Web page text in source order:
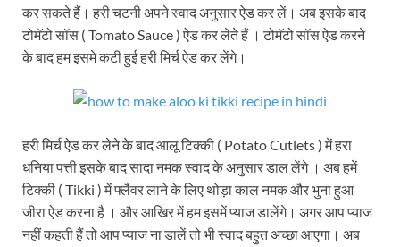
कर सकते हैं। हरी चटनी अपने स्वाद अनुसार ऐड कर लें। अब इसके बाद
टोमॅटो सॉस ( Tomato Sauce ) ऐड कर लेते हैं । टोमॅटो सॉस ऐड करने
के बाद हम इसमे कटी हुई हरी मिर्च ऐड कर लेंगे।
हरी मिर्च ऐड कर लेने के बाद आलू टिक्की ( Potato Cutlets ) में हरा
धनिया पत्ती इसके बाद सादा नमक स्वाद के अनुसार डाल लेंगे । अब हमें
टिक्की ( Tikki ) में फ्लैवर लाने के लिए थोड़ा काल नमक और भुना हुआ
जीरा ऐड करना है । और आखिर में हम इसमें प्याज डालेंगे। अगर आप प्याज
नहीं कहती हैं तो आप प्याज ना डालें तो भी स्वाद बहुत अच्छा आएगा। अब